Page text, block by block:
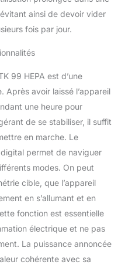
ainsi de devoir vider
fois par jour.
99 HEPA est d’une
Après avoir laissé l’appareil
une heure pour
de se stabiliser, il suffit
en marche. Le
permet de naviguer
modes. On peut
cible, que l’appareil
en s’allumant et en
fonction est essentielle
électrique et ne pas
La puissance annoncée
cohérente avec sa